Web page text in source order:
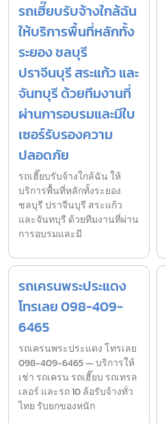
รถเฮี๊ยบรับจ้างใกล้ฉัน
ให้บริการพื้นที่หลักทั้ง
ระยอง ชลบุรี
ปราจีนบุรี สระแก้ว และ
จันทบุรี ด้วยทีมงานที่
ผ่านการอบรมและมีใบ
เซอร์รับรองความ
ปลอดภัย
รถเฮี๊ยบรับจ้างใกล้ฉัน ให้
บริการพื้นที่หลักทั้งระยอง
ชลบุรี ปราจีนบุรี สระแก้ว
และจันทบุรี ด้วยทีมงานที่ผ่าน
การอบรมและมี
รถเครนพระประแดง
โทรเลย 098-409-
6465
รถเครนพระประแดง โทรเลย
098-409-6465 — บริการให้
เช่า รถเครน รถเฮี๊ยบ รถเทรล
เลอร์ และรถ 10 ล้อรับจ้างทั่ว
ไทย รับยกของหนัก